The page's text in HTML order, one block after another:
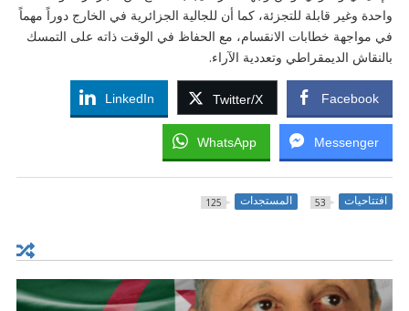
واحدة وغير قابلة للتجزئة، كما أن للجالية الجزائرية في الخارج دوراً مهماً
في مواجهة خطابات الانقسام، مع الحفاظ في الوقت ذاته على التمسك
بالنقاش الديمقراطي وتعددية الآراء.
Facebook
Twitter/X
LinkedIn
Messenger
WhatsApp
افتتاحيات 53 المستجدات 125